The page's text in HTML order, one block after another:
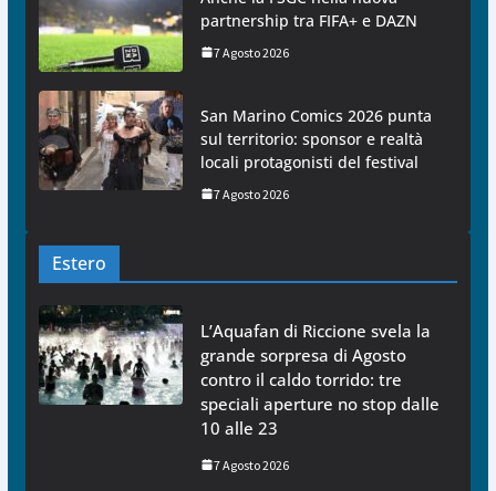
partnership tra FIFA+ e DAZN
7 Agosto 2026
San Marino Comics 2026 punta
sul territorio: sponsor e realtà
locali protagonisti del festival
7 Agosto 2026
Estero
L’Aquafan di Riccione svela la
grande sorpresa di Agosto
contro il caldo torrido: tre
speciali aperture no stop dalle
10 alle 23
7 Agosto 2026